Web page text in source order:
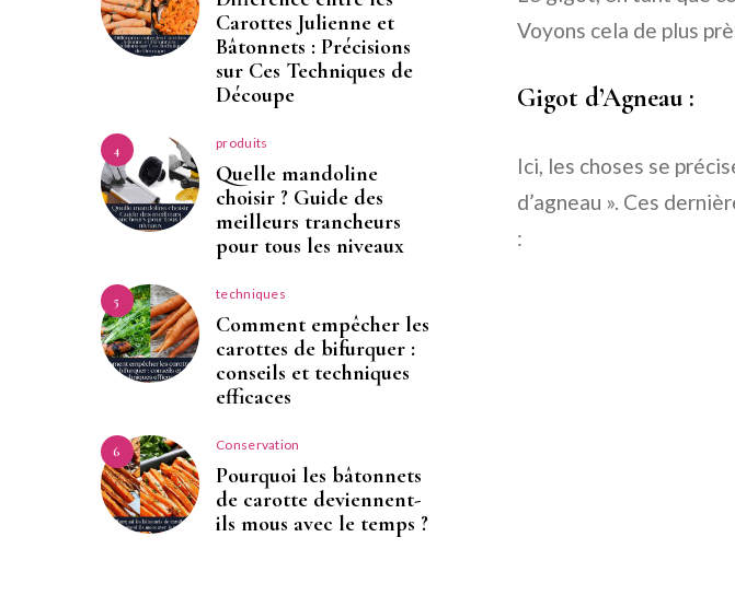
Voyons cela de plus
Gigot d’Agneau :
Ici, les choses se
d’agneau ». Ces
:
Carottes Julienne et
Bâtonnets : Précisions
sur Ces Techniques de
Découpe
4 produits
Quelle mandoline
choisir ? Guide des
meilleurs trancheurs
pour tous les niveaux
5 techniques
Comment empêcher les
carottes de bifurquer :
conseils et techniques
efficaces
6 Conservation
Pourquoi les bâtonnets
de carotte deviennent-
ils mous avec le temps ?